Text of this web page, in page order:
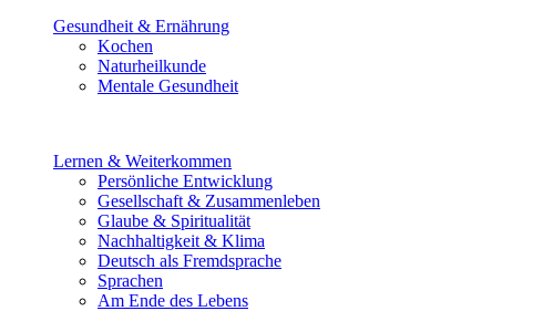
Gesundheit & Ernährung
Kochen
Naturheilkunde
Mentale Gesundheit
Lernen & Weiterkommen
Persönliche Entwicklung
Gesellschaft & Zusammenleben
Glaube & Spiritualität
Nachhaltigkeit & Klima
Deutsch als Fremdsprache
Sprachen
Am Ende des Lebens